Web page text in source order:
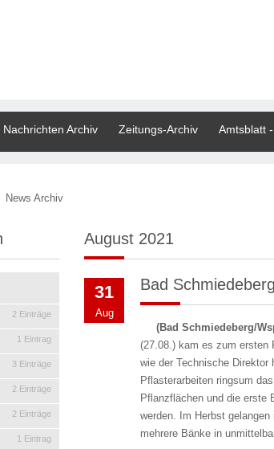
Nachrichten Archiv Zeitungs-Archiv Amtsblatt
News Archiv
August 2021
31
Aug
Bad
(Bad Schmiedeberg/
(27.08.) kam es zum ersten
wie der Technische
Pflasterarbeiten ringsum
Pflanzflächen und die erste
werden. Im Herbst
mehrere Bänke in
2 Einträge
1 Eintrag
3 Einträge
2 Einträge
2 Einträge
1 Eintrag